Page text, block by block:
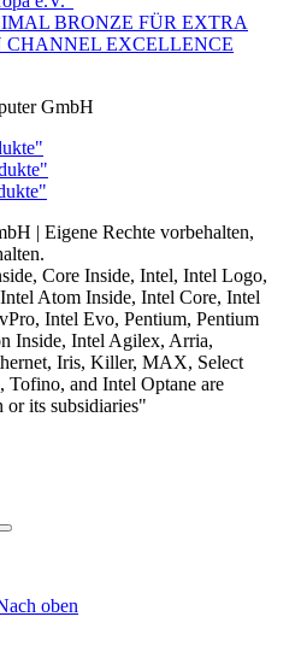
GmbH
| Eigene Rechte vorbehalten,
Core Inside, Intel, Intel Logo,
Atom Inside, Intel Core, Intel
Intel Evo, Pentium, Pentium
Inside, Intel Agilex, Arria,
Iris, Killer, MAX, Select
Tofino, and Intel Optane are
or its subsidiaries"
oben